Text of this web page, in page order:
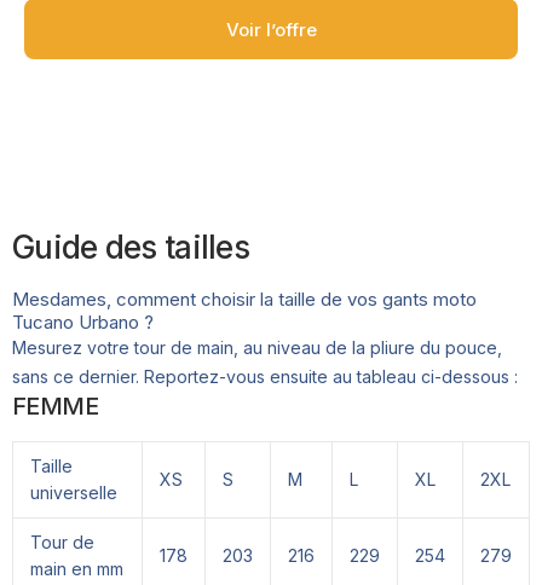
Voir l’offre
Guide des tailles
Mesdames, comment choisir la taille de vos gants moto
Tucano Urbano ?
Mesurez votre tour de main, au niveau de la pliure du pouce,
sans ce dernier. Reportez-vous ensuite au tableau ci-dessous :
FEMME
Taille
universelle
XS S M L XL 2XL
Tour de
main en mm
178 203 216 229 254 279